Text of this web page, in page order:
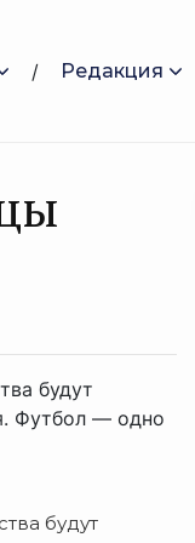
Редакция
будут
Футбол — одно
будут